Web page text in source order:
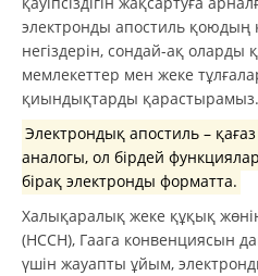
электронды апостиль
негіздерін, сондай-ақ оларды
мемлекеттер мен жеке тұлғалар
қиындықтарды қарастырамыз.
Электрондық апостиль –
аналогы, ол бірдей
бірақ электронды форматта.
Халықаралық жеке құқық
(HCCH), Гаага конвенциясын
үшін жауапты ұйым,